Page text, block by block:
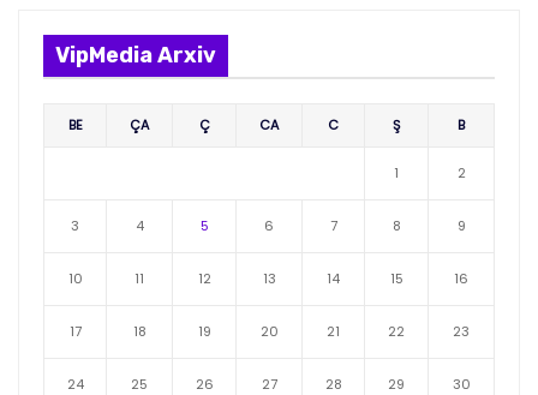
VipMedia Arxiv
BE ÇA Ç CA C Ş B
1 2
3 4 5 6 7 8 9
10 11 12 13 14 15 16
17 18 19 20 21 22 23
24 25 26 27 28 29 30